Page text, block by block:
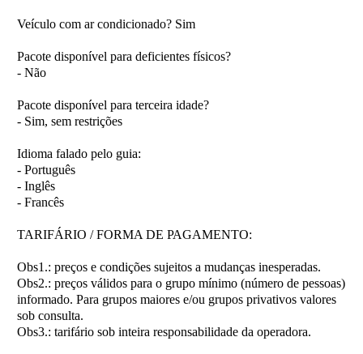
Veículo com ar condicionado? Sim
Pacote disponível para deficientes físicos?
- Não
Pacote disponível para terceira idade?
- Sim, sem restrições
Idioma falado pelo guia:
- Português
- Inglês
- Francês
TARIFÁRIO / FORMA DE PAGAMENTO:
Obs1.: preços e condições sujeitos a mudanças inesperadas.
Obs2.: preços válidos para o grupo mínimo (número de pessoas)
informado. Para grupos maiores e/ou grupos privativos valores
sob consulta.
Obs3.: tarifário sob inteira responsabilidade da operadora.